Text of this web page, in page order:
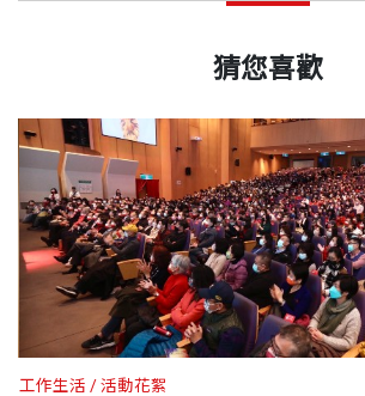
猜您喜歡
工作生活 活動花絮